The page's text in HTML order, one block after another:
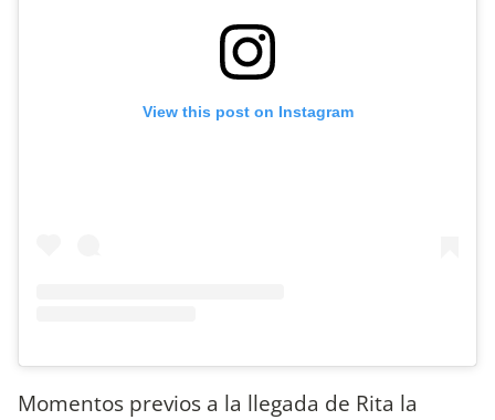
View this post on Instagram
Momentos previos a la llegada de Rita la